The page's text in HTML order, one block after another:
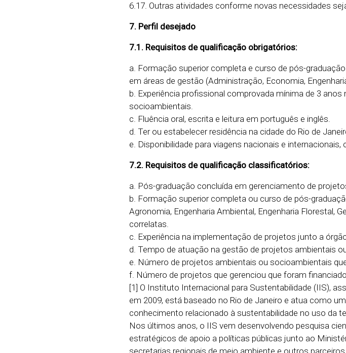
6.17. Outras atividades conforme novas necessidades
7. Perfil desejado
7.1. Requisitos de qualificação obrigatórios:
a. Formação superior completa e curso de pós-
em áreas de gestão (Administração, Economia,
b. Experiência profissional comprovada mínima de 3
socioambientais.
c. Fluência oral, escrita e leitura em português e inglês.
d. Ter ou estabelecer residência na cidade do Rio de
e. Disponibilidade para viagens nacionais e
7.2. Requisitos de qualificação classificatórios:
a. Pós-graduação concluída em gerenciamento de
b. Formação superior completa ou curso de pós-
Agronomia, Engenharia Ambiental, Engenharia Florestal,
correlatas.
c. Experiência na implementação de projetos junto a
d. Tempo de atuação na gestão de projetos ambientais
e. Número de projetos ambientais ou socioambientais
f. Número de projetos que gerenciou que foram
[1] O Instituto Internacional para Sustentabilidade (IIS),
em 2009, está baseado no Rio de Janeiro e atua como
conhecimento relacionado à sustentabilidade no uso da
Nos últimos anos, o IIS vem desenvolvendo pesquisa
estratégicos de apoio a políticas públicas junto ao
secretarias regionais de meio ambiente e outros